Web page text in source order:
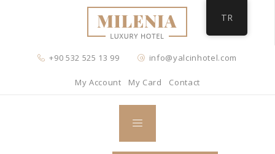
+90 532 525 13 99 info@yalcinhotel.com
My Account My Card Contact
TR